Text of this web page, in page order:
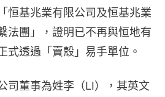
恒基兆業有限公司及恒基兆業
法團」，證明已不再與恒地有
式透過「賣殼」易手單位。
司董事為姓李（LI），其英文